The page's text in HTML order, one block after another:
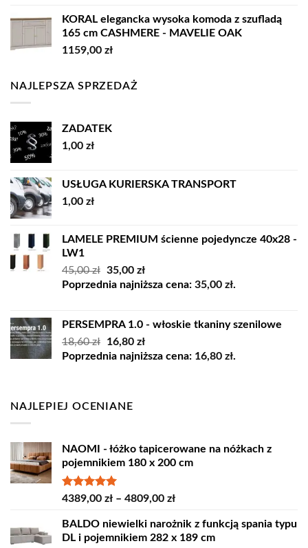
KORAL elegancka wysoka komoda z szufladą
165 cm CASHMERE - MAVELIE OAK
1159,00 zł
NAJLEPSZA SPRZEDAŻ
ZADATEK
1,00 zł
USŁUGA KURIERSKA TRANSPORT
1,00 zł
LAMELE PREMIUM ścienne pojedyncze 40x28 -
LW1
45,00zł Pierwotna
cena
35,00 złAktualna
cena
Poprzednia najniższa cena: 35,00 zł.
PERSEMPRA 1.0 - włoskie tkaniny szenilowe
18,60zł
Pierwotna
cena
16,80 złAktualna
cena
Poprzednia najniższa cena: 16,80 zł.
NAJLEPIEJ OCENIANE
NAOMI - łóżko tapicerowane na nóżkach z
pojemnikiem 180 x 200 cm
Oceniono
4389,00 zł – 4809,00 złZakres
od
4389,00 zł
BALDO niewielki narożnik z funkcją spania typu
DL i pojemnikiem 282 x 189 cm